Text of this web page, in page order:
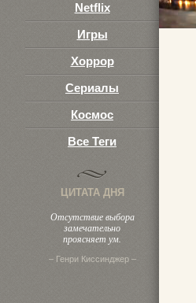
Netflix
Игры
Хоррор
Сериалы
Космос
Все Теги
ЦИТАТА ДНЯ
Отсутствие выбора
замечательно
проясняет ум.
– Генри Киссинджер –